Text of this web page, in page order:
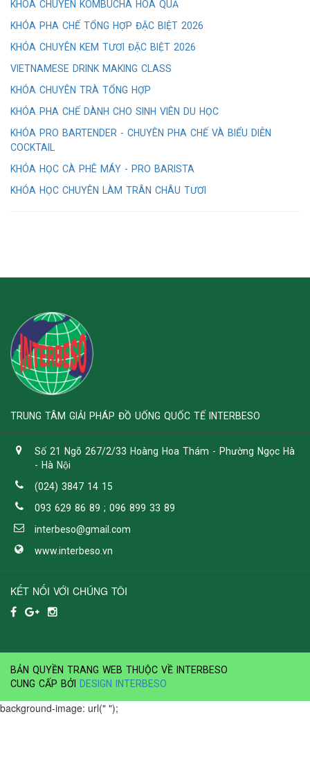
KHÓA CHUYÊN KOMBUCHA HOA QUẢ
KHÓA PHA CHẾ TỔNG HỢP ĐẶC BIỆT 2026
KHÓA CHUYÊN KEM TƯƠI ĐẶC BIỆT 2026
VIETNAMESE DRINK MAKING CLASS
KHÓA CHUYÊN TRÀ TỔNG HỢP
KHÓA PHA CHẾ DÀNH CHO SINH VIÊN DU HỌC
KHÓA PRO BARTENDER - CHUYÊN PHA CHẾ VÀ BIỂU DIỄN
COCKTAIL
KHÓA HỌC CÀ PHÊ MÁY - PRO BARISTA
KHÓA HỌC CHUYÊN LÀM TRÂN CHÂU TƯƠI
TRUNG TÂM GIẢI PHÁP ĐỒ UỐNG QUỐC TẾ INTERBESO
Số 21 Ngõ 267/2/33 Hoàng Hoa Thám - Phường Ngọc Hà
- Hà Nội
(024) 3847 14 15
093 629 86 89 ; 096 899 33 89
interbeso@gmail.com
www.interbeso.vn
KẾT NỐI VỚI CHÚNG TÔI
BẢN QUYỀN TRANG WEB THUỘC VỀ INTERBESO
CUNG CẤP BỞI
DESIGN INTERBESO
background-image: url(" ");